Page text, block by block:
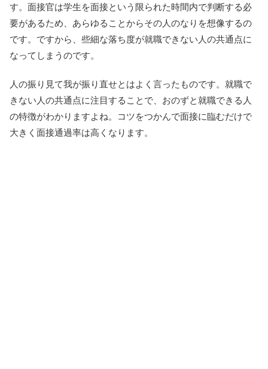
す。面接官は学生を面接という限られた時間内で判断する必
要があるため、あらゆることからその人のなりを想像するの
です。ですから、些細な落ち度が就職できない人の共通点に
なってしまうのです。
人の振り見て我が振り直せとはよく言ったものです。就職で
きない人の共通点に注目することで、おのずと就職できる人
の特徴がわかりますよね。コツをつかんで面接に臨むだけで
大きく面接通過率は高くなります。